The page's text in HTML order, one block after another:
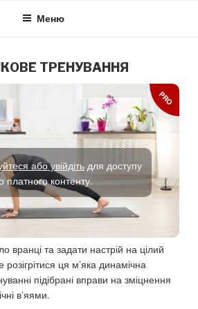
Меню
ТРЕНУВАННЯ
PRO
або увійдітьдля доступу
платного контенту.
вранці та задати настрій на цілий
ця м’яка динамічна
підібрані вправи на зміцнення
в’яями.